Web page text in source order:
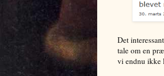
Det
tale om en
vi endnu ikke